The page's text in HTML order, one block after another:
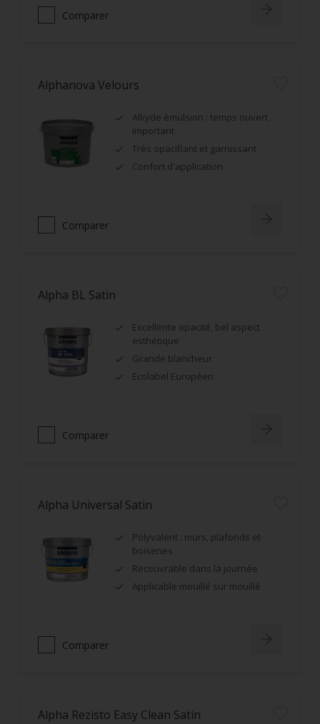
Comparer
Alphanova Velours
Alkyde émulsion : temps ouvert
important
Très opacifiant et garnissant
Confort d'application
Comparer
Alpha BL Satin
Excellente opacité, bel aspect
esthétique
Grande blancheur
Ecolabel Européen
Comparer
Alpha Universal Satin
Polyvalent : murs, plafonds et
boiseries
Recouvrable dans la journée
Applicable mouillé sur mouillé
Comparer
Alpha Rezisto Easy Clean Satin